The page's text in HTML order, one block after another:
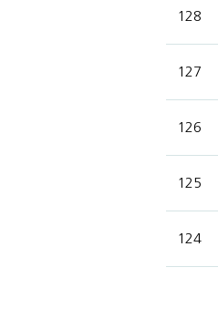
128
127
126
125
124